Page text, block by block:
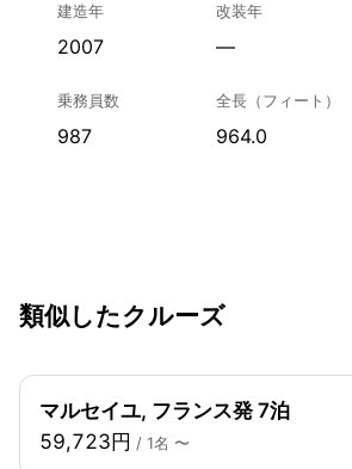
建造年
2007
改装年
—
乗務員数
987
全長（フィート）
964.0
類似したクルーズ
マルセイユ, フランス発 7泊
59,723円 / 1名 〜